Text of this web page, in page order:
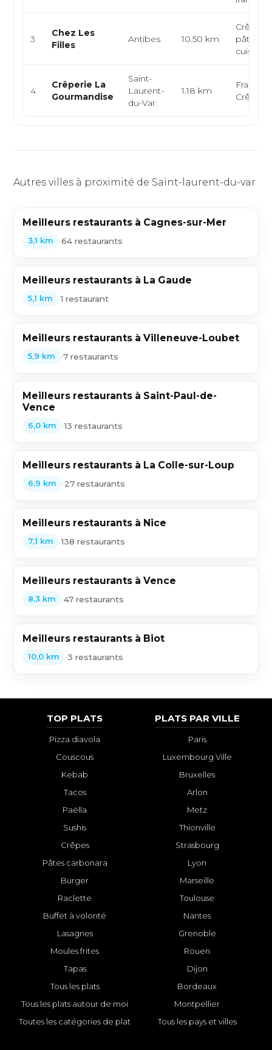
3
Chez Les
Filles
Antibes 10.50 km
cuisine
4
Crêperie La
Gourmandise
Saint-
Laurent-
du-Var
1.18 km
Crêperie
Autres villes à proximité de Saint-laurent-du-var
Meilleurs restaurants à Cagnes-sur-Mer
3,1 km •64 restaurants
Meilleurs restaurants à La Gaude
5,1 km •1 restaurant
Meilleurs restaurants à Villeneuve-Loubet
5,9 km •7 restaurants
Meilleurs restaurants à Saint-Paul-de-
Vence
6,0 km •13 restaurants
Meilleurs restaurants à La Colle-sur-Loup
6,9 km •27 restaurants
Meilleurs restaurants à Nice
7,1 km •138 restaurants
Meilleurs restaurants à Vence
8,3 km •47 restaurants
Meilleurs restaurants à Biot
10,0 km •3 restaurants
TOP PLATS
Pizza diavola
Couscous
Kebab
Tacos
Paëlla
Sushis
Crêpes
Pâtes carbonara
Burger
Raclette
Buffet à volonté
Lasagnes
Moules frites
Tapas
Tous les plats
Tous les plats autour de moi
Toutes les catégories de plat
PLATS PAR VILLE
Paris
Luxembourg Ville
Bruxelles
Arlon
Metz
Thionville
Strasbourg
Lyon
Marseille
Toulouse
Nantes
Grenoble
Rouen
Dijon
Bordeaux
Montpellier
Tous les pays et villes